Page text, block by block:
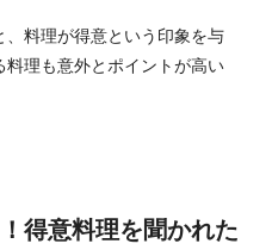
、料理が得意という印象を与
料理も意外とポイントが高い
得意料理を聞かれた